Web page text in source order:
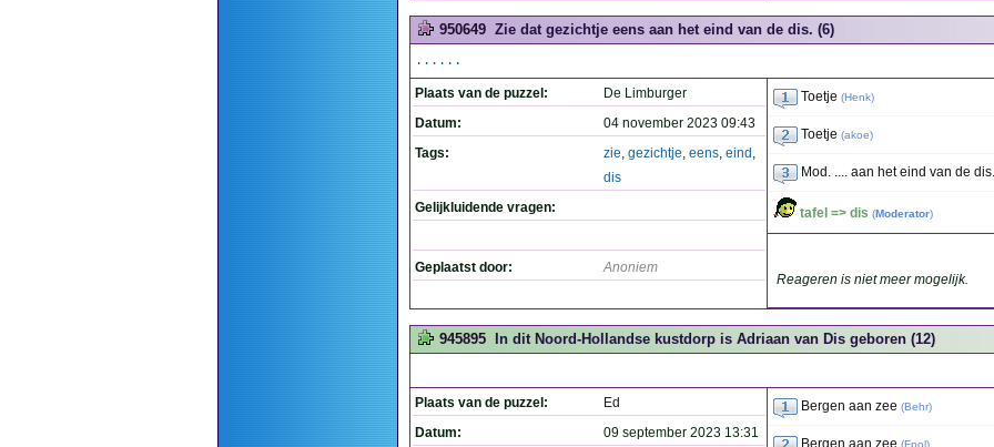
950649 Zie dat gezichtje eens aan het eind van de dis. (6)
......
Plaats van de puzzel:
De Limburger
Datum:
04 november 2023 09:43
Tags:
zie, gezichtje, eens, eind ,
dis
Gelijkluidende vragen:
Geplaatst door: Anoniem
Toetje (Henk)
Toetje (akoe)
Mod. .... aan het eind van de dis.
tafel => dis (Moderator)
Reageren is niet meer mogelijk.
945895 In dit Noord-Hollandse kustdorp is Adriaan van Dis geboren (12)
Plaats van de puzzel:
Ed
Datum:
09 september 2023 13:31
Bergen aan zee (Behr)
Bergen aan zee (Fpol)